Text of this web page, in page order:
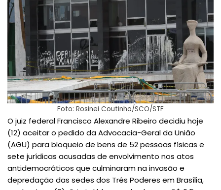
Foto: Rosinei Coutinho/SCO/STF
O juiz federal Francisco Alexandre Ribeiro decidiu hoje
(12) aceitar o pedido da Advocacia-Geral da União
(AGU) para bloqueio de bens de 52 pessoas físicas e
sete jurídicas acusadas de envolvimento nos atos
antidemocráticos que culminaram na invasão e
depredação das sedes dos Três Poderes em Brasília,